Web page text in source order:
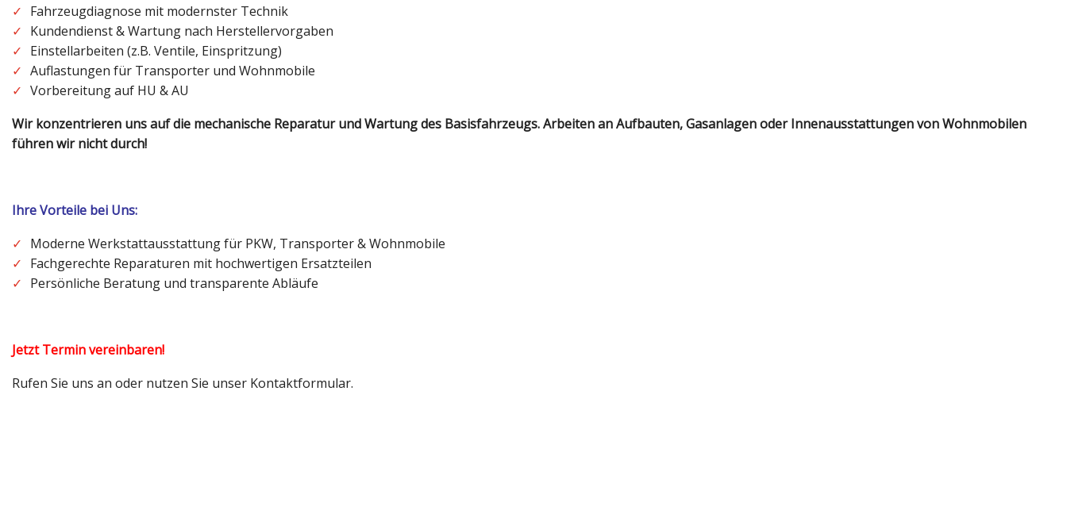
Fahrzeugdiagnose mit modernster Technik
Kundendienst & Wartung nach Herstellervorgaben
Einstellarbeiten (z.B. Ventile, Einspritzung)
Auflastungen für Transporter und Wohnmobile
Vorbereitung auf HU & AU
Wir konzentrieren uns auf die mechanische Reparatur und Wartung des Basisfahrzeugs. Arbeiten an Aufbauten, Gasanlagen oder Innenausstattungen von Wohnmobilen
führen wir nicht durch!
Ihre Vorteile bei Uns:
Moderne Werkstattausstattung für PKW, Transporter & Wohnmobile
Fachgerechte Reparaturen mit hochwertigen Ersatzteilen
Persönliche Beratung und transparente Abläufe
Jetzt Termin vereinbaren!
Rufen Sie uns an oder nutzen Sie unser Kontaktformular.